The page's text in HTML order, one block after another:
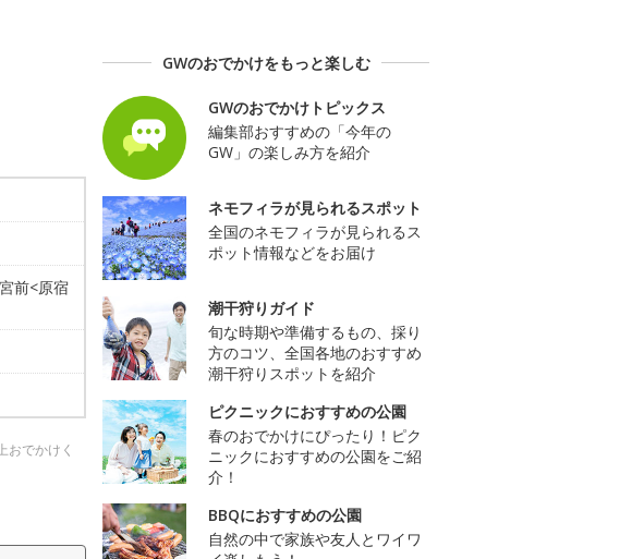
前<原宿
おでかけく
GWのおでかけをもっと楽しむ
GWのおでかけトピックス
編集部おすすめの「今年の
GW」の楽しみ方を紹介
ネモフィラが見られるスポット
全国のネモフィラが見られるス
ポット情報などをお届け
潮干狩りガイド
旬な時期や準備するもの、採り
方のコツ、全国各地のおすすめ
潮干狩りスポットを紹介
ピクニックにおすすめの公園
春のおでかけにぴったり！ピク
ニックにおすすめの公園をご紹
介！
BBQにおすすめの公園
自然の中で家族や友人とワイワ